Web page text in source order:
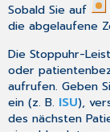
Sobald Sie auf
die abgelaufene
Die Stoppuhr-
oder
aufrufen. Geben
ein (z. B. ISU),
des nächsten